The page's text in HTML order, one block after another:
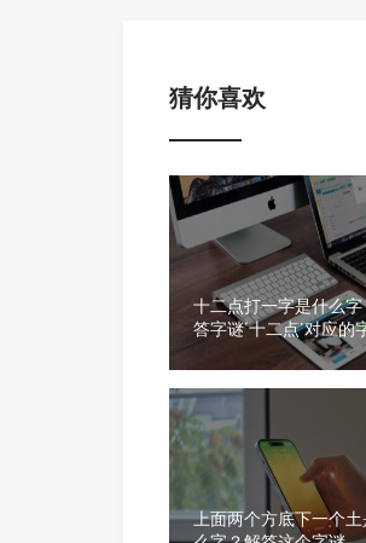
猜你喜欢
十二点打一字是什么
答字谜‘十二点’对应的
上面两个方底下一个